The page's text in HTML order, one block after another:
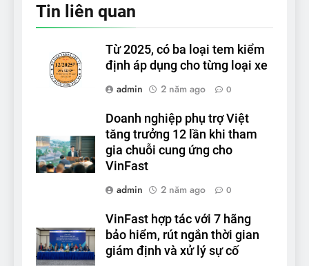
Tin liên quan
Từ 2025, có ba loại tem kiểm
định áp dụng cho từng loại xe
admin
2 năm ago 0
Doanh nghiệp phụ trợ Việt
tăng trưởng 12 lần khi tham
gia chuỗi cung ứng cho
VinFast
admin
2 năm ago 0
VinFast hợp tác với 7 hãng
bảo hiểm, rút ngắn thời gian
giám định và xử lý sự cố